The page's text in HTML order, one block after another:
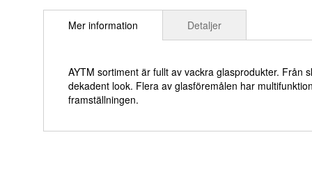
till
börjanMer information
AYTM sortiment är fullt av vackra glasprodukter. Från
dekadent look. Flera av glasföremålen har
framställningen.
Detaljer